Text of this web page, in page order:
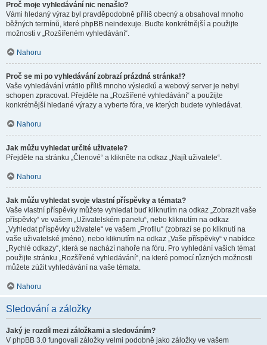
Proč moje vyhledávání nic nenašlo?
Vámi hledaný výraz byl pravděpodobně příliš obecný a obsahoval mnoho
běžných termínů, které phpBB neindexuje. Buďte konkrétnější a použijte
možnosti v „Rozšířeném vyhledávání“.
Nahoru
Proč se mi po vyhledávání zobrazí prázdná stránka!?
Vaše vyhledávání vrátilo příliš mnoho výsledků a webový server je nebyl
schopen zpracovat. Přejděte na „Rozšířené vyhledávání“ a použijte
konkrétnější hledané výrazy a vyberte fóra, ve kterých budete vyhledávat.
Nahoru
Jak můžu vyhledat určité uživatele?
Přejděte na stránku „Členové“ a klikněte na odkaz „Najít uživatele“.
Nahoru
Jak můžu vyhledat svoje vlastní příspěvky a témata?
Vaše vlastní příspěvky můžete vyhledat buď kliknutím na odkaz „Zobrazit vaše
příspěvky“ ve vašem „Uživatelském panelu“, nebo kliknutím na odkaz
„Vyhledat příspěvky uživatele“ ve vašem „Profilu“ (zobrazí se po kliknutí na
vaše uživatelské jméno), nebo kliknutím na odkaz „Vaše příspěvky“ v nabídce
„Rychlé odkazy“, která se nachází nahoře na fóru. Pro vyhledání vašich témat
použijte stránku „Rozšířené vyhledávání“, na které pomocí různých možnosti
můžete zúžit vyhledávání na vaše témata.
Nahoru
Sledování a záložky
Jaký je rozdíl mezi záložkami a sledováním?
V phpBB 3.0 fungovali záložky velmi podobně jako záložky ve vašem